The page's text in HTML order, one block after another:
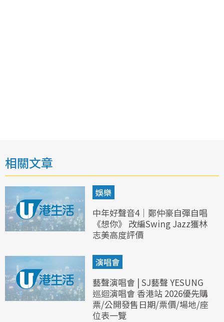
相關文章
娛樂
中年好聲音4｜鄭仲豪自彈自唱
《想你》 改編Swing Jazz獲林
志美高度評價
演唱會
藝聲演唱會 | SJ藝聲 YESUNG
巡迴演唱會 香港站 2026優先購
票/公開發售日期/票價/場地/座
位表一覽